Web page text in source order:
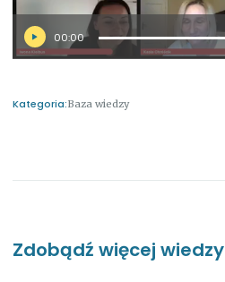
00:00
Kategoria:Baza wiedzy
Zdobądź więcej wiedzy